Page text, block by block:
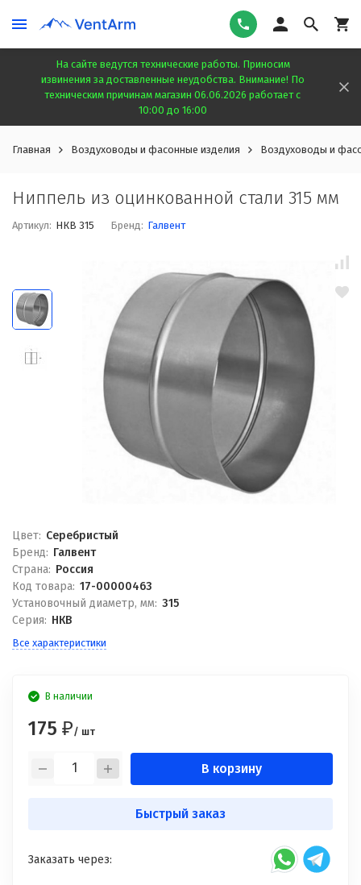
На сайте ведутся технические работы. Приносим
извинения за доставленные неудобства. Внимание! По
техническим причинам магазин 06.06.2026 работает с
10:00 до 16:00
Главная Воздуховоды и фасонные изделия Воздуховоды и
Ниппель из оцинкованной стали 315 мм
Артикул: НКВ 315 Бренд: Галвент
Цвет: Серебристый
Бренд: Галвент
Страна: Россия
Код товара: 17-00000463
Установочный диаметр, мм: 315
Серия: НКВ
Все характеристики
В наличии
175 ₽/ шт
В корзину
Быстрый заказ
Заказать через: